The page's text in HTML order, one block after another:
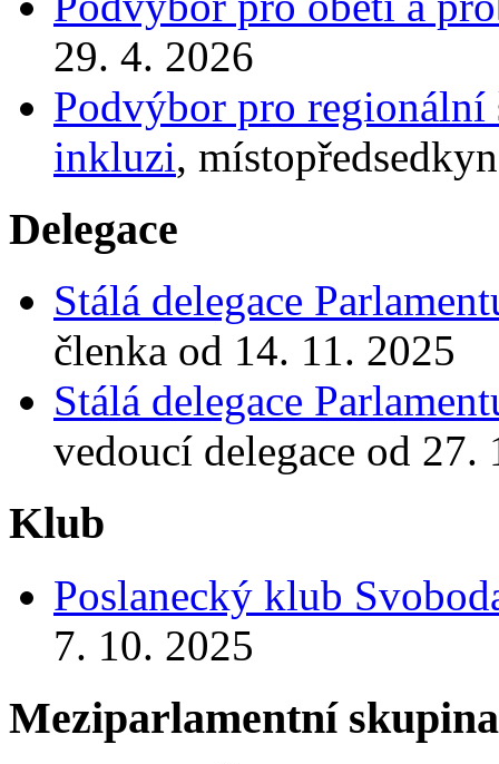
29. 4. 2026
Podvýbor pro
inkluzi,
Delegace
Stálá delegace
členka od 14. 11. 2025
Stálá delegace
vedoucí delegace od 27.
Klub
Poslanecký klub
7. 10. 2025
Meziparlamentní